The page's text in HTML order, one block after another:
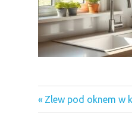
Nawigacja
Previous
Post:
Zlew pod oknem w